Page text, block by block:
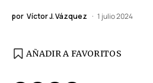
por Víctor J. Vázquez 1 julio 2024
AÑADIR A FAVORITOS